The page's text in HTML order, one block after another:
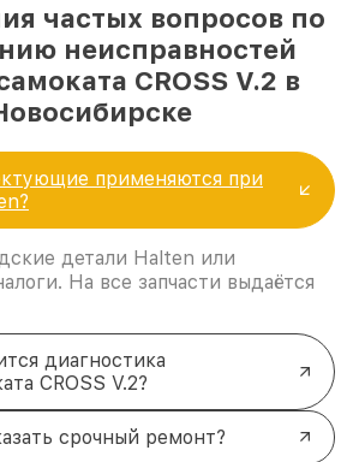
частых вопросов по
неисправностей
CROSS V.2 в
применяются при
детали Halten или
На все запчасти выдаётся
диагностика
CROSS V.2?
срочный ремонт?